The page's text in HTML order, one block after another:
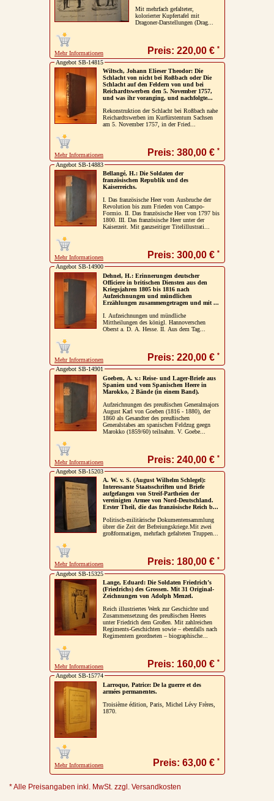
Mit mehrfach gefalteter,
kolorierter Kupfertafel mit
Dragoner-Darstellungen (Drag...
Mehr Informationen Preis: 220,00 € *
Angebot SB-14815
Wiltsch, Johann Elieser Theodor: Die
Schlacht von nicht bei Roßbach oder Die
Schlacht auf den Feldern von und bei
Reichardtswerben den 5. November 1757,
und was ihr voranging, und nachfolgte...
Rekonstruktion der Schlacht bei Roßbach nahe
Reichardtswerben im Kurfürstentum Sachsen
am 5. November 1757, in der Fried...
Mehr Informationen Preis: 380,00 € *
Angebot SB-14883
Bellangé, H.: Die Soldaten der
französischen Republik und des
Kaiserreichs.
I. Das französische Heer vom Ausbruche der
Revolution bis zum Frieden von Campo-
Formio. II. Das französische Heer von 1797 bis
1800. III. Das französische Heer unter der
Kaiserzeit. Mit ganzseitiger Titelillustrati...
Mehr Informationen Preis: 300,00 € *
Angebot SB-14900
Dehnel, H.: Erinnerungen deutscher
Officiere in britischen Diensten aus den
Kriegsjahren 1805 bis 1816 nach
Aufzeichnungen und mündlichen
Erzählungen zusammengetragen und mit ...
I. Aufzeichnungen und mündliche
Mittheilungen des königl. Hannoverschen
Oberst a. D. A. Hesse. II. Aus dem Tag...
Mehr Informationen Preis: 220,00 € *
Angebot SB-14901
Goeben, A. v.: Reise- und Lager-Briefe aus
Spanien und vom Spanischen Heere in
Marokko, 2 Bände (in einem Band).
Aufzeichnungen des preußischen Generalmajors
August Karl von Goeben (1816 - 1880), der
1860 als Gesandter des preußischen
Generalstabes am spanischen Feldzug geegn
Marokko (1859/60) teilnahm. V. Goebe...
Mehr Informationen Preis: 240,00 € *
Angebot SB-15203
A. W. v. S. (August Wilhelm Schlegel):
Interessante Staatsschriften und Briefe
aufgefangen von Streif-Partheien der
vereinigten Armee von Nord-Deutschland.
Erster Theil, die das französische Reich b...
Politisch-militärische Dokumentensammlung
übrer die Zeit der Befreiungskriege.Mit zwei
großformatigen, mehrfach gefalteten Truppen...
Mehr Informationen Preis: 180,00 € *
Angebot SB-15325
Lange, Eduard: Die Soldaten Friedrich’s
(Friedrichs) des Grossen. Mit 31 Original-
Zeichnungen von Adolph Menzel.
Reich illustriertes Werk zur Geschichte und
Zusammensetzung des preußischen Heeres
unter Friedrich dem Großen. Mit zahlreichen
Regiments-Geschichten sowie – ebenfalls nach
Regimentern geordneten – biographische...
Mehr Informationen Preis: 160,00 € *
Angebot SB-15774
Larroque, Patrice: De la guerre et des
armées permanentes.
Troisième édition, Paris, Michel Lévy Frères,
1870.
Mehr Informationen Preis: 63,00 € *
* Alle Preisangaben inkl. MwSt. zzgl. Versandkosten